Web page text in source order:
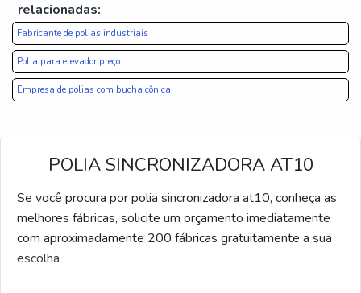
relacionadas:
Fabricante de polias industriais
Polia para elevador preço
Empresa de polias com bucha cônica
POLIA SINCRONIZADORA AT10
Se você procura por polia sincronizadora at10, conheça as
melhores fábricas, solicite um orçamento imediatamente
com aproximadamente 200 fábricas gratuitamente a sua
escolha